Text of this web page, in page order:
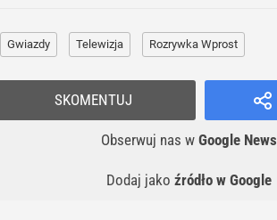
Gwiazdy Telewizja Rozrywka Wprost
Obserwuj nas w Google News
Dodaj jako źródło w Google
SKOMENTUJ